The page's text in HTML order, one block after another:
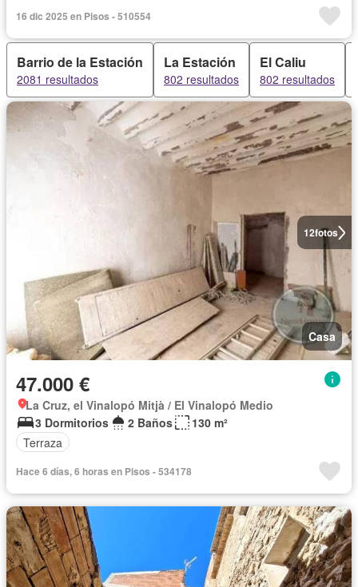
16 dic 2025 en Pisos - 510554
Barrio de la Estación
2081 resultados
La Estación
802 resultados
El Caliu
802 resultados
12fotos
Casa
47.000 €
La Cruz, el Vinalopó Mitjà / El Vinalopó Medio
3 Dormitorios
2 Baños
130 m²
Terraza
Hace 6 días, 6 horas en Pisos - 534178